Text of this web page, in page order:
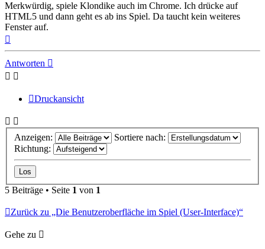
Merkwürdig, spiele Klondike auch im Chrome. Ich drücke auf
HTML5 und dann geht es ab ins Spiel. Da taucht kein weiteres
Fenster auf.
Antworten
Druckansicht
Anzeigen:
Sortiere nach:
Richtung:
5 Beiträge • Seite 1 von 1
Zurück zu „Die Benutzeroberfläche im Spiel (User-Interface)“
Gehe zu